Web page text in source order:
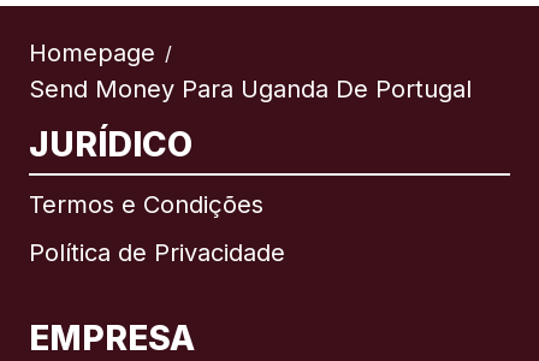
Homepage /
Send Money Para Uganda De Portugal
JURÍDICO
Termos e Condições
Política de Privacidade
EMPRESA